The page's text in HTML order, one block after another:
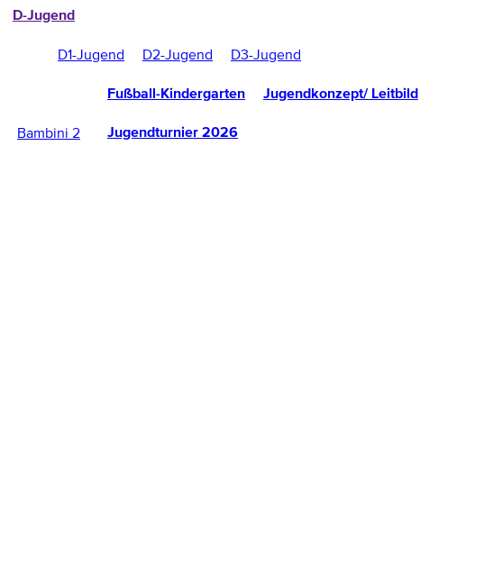
D-Jugend
D1-Jugend D2-Jugend D3-Jugend
Bambini 2
Fußball-Kindergarten Jugendkonzept/ Leitbild
Jugendturnier 2026